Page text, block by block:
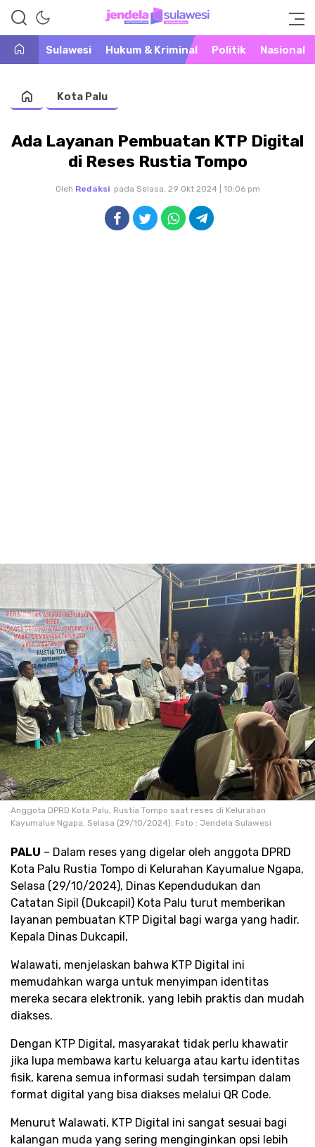
Jendela Sulawesi
Warta Peristiwa di Khatulistiwa
Sulawesi
Hukum & Kriminal Politik Nasional
Kota Palu
Ada Layanan Pembuatan KTP Digital
di Reses Rustia Tompo
Oleh Redaksi pada Selasa, 29 Okt 2024 | 10:06 pm
Anggota DPRD Kota Palu, Rustia Tompo saat reses di Kelurahan
Kayumalue Ngapa, Selasa (29/10/2024). Foto : Jendela Sulawesi
PALU – Dalam reses yang digelar oleh anggota DPRD
Kota Palu Rustia Tompo di Kelurahan Kayumalue Ngapa,
Selasa (29/10/2024), Dinas Kependudukan dan
Catatan Sipil (Dukcapil) Kota Palu turut memberikan
layanan pembuatan KTP Digital bagi warga yang hadir.
Kepala Dinas Dukcapil,
Walawati, menjelaskan bahwa KTP Digital ini
memudahkan warga untuk menyimpan identitas
mereka secara elektronik, yang lebih praktis dan mudah
diakses.
Dengan KTP Digital, masyarakat tidak perlu khawatir
jika lupa membawa kartu keluarga atau kartu identitas
fisik, karena semua informasi sudah tersimpan dalam
format digital yang bisa diakses melalui QR Code.
Menurut Walawati, KTP Digital ini sangat sesuai bagi
kalangan muda yang sering menginginkan opsi lebih